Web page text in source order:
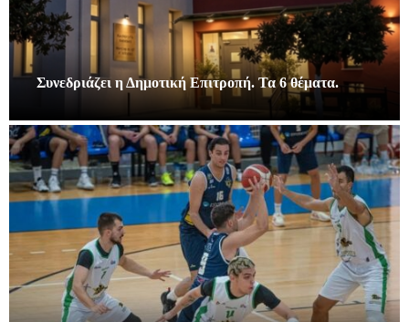
Συνεδριάζει η Δημοτική Επιτροπή. Τα 6 θέματα.